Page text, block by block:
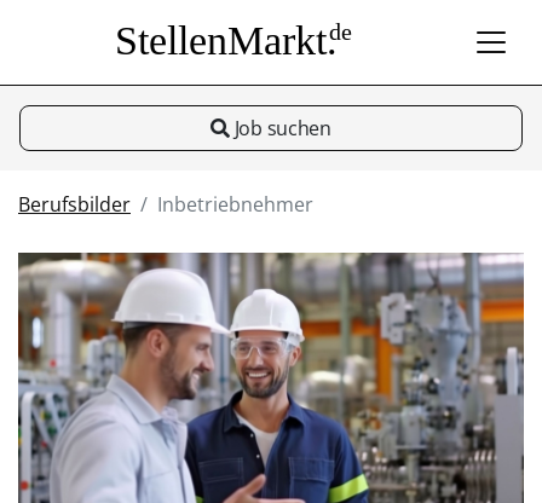
StellenMarkt.de
Job suchen
Berufsbilder Inbetriebnehmer